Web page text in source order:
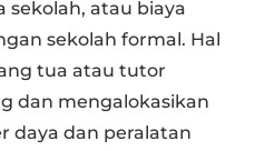
sekolah, atau biaya
sekolah formal. Hal
tua atau tutor
dan mengalokasikan
daya dan peralatan